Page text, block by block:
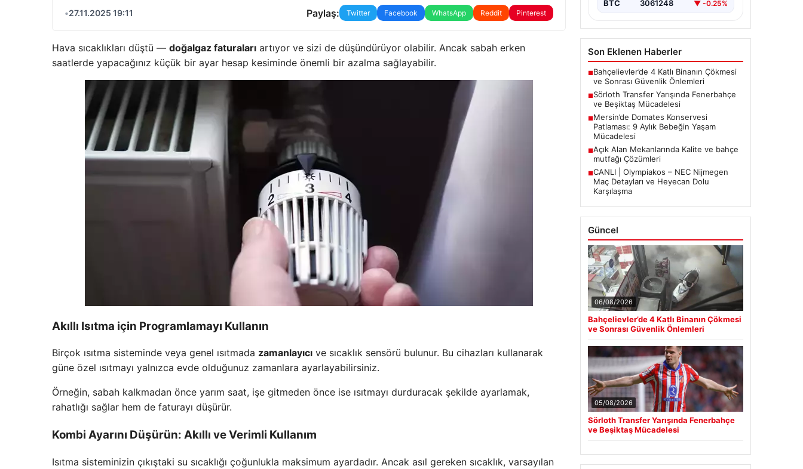
•27.11.2025 19:11 Paylaş: Twitter Facebook WhatsApp Reddit Pinterest
Hava sıcaklıkları düştü — doğalgaz faturaları artıyor ve sizi de düşündürüyor olabilir. Ancak sabah erken
saatlerde yapacağınız küçük bir ayar hesap kesiminde önemli bir azalma sağlayabilir.
Akıllı Isıtma için Programlamayı Kullanın
Birçok ısıtma sisteminde veya genel ısıtmada zamanlayıcı ve sıcaklık sensörü bulunur. Bu cihazları kullanarak
güne özel ısıtmayı yalnızca evde olduğunuz zamanlara ayarlayabilirsiniz.
Örneğin, sabah kalkmadan önce yarım saat, işe gitmeden önce ise ısıtmayı durduracak şekilde ayarlamak,
rahatlığı sağlar hem de faturayı düşürür.
Kombi Ayarını Düşürün: Akıllı ve Verimli Kullanım
Isıtma sisteminizin çıkıştaki su sıcaklığı çoğunlukla maksimum ayardadır. Ancak asıl gereken sıcaklık, varsayılan
BTC 3061248 ▼ -0.25%
Son Eklenen Haberler
■Bahçelievler’de 4 Katlı Binanın Çökmesi
ve Sonrası Güvenlik Önlemleri
■Sörloth Transfer Yarışında Fenerbahçe
ve Beşiktaş Mücadelesi
■Mersin’de Domates Konservesi
Patlaması: 9 Aylık Bebeğin Yaşam
Mücadelesi
■Açık Alan Mekanlarında Kalite ve bahçe
mutfağı Çözümleri
■CANLI | Olympiakos – NEC Nijmegen
Maç Detayları ve Heyecan Dolu
Karşılaşma
Güncel
06/08/2026
Bahçelievler’de 4 Katlı Binanın Çökmesi
ve Sonrası Güvenlik Önlemleri
05/08/2026
Sörloth Transfer Yarışında Fenerbahçe
ve Beşiktaş Mücadelesi